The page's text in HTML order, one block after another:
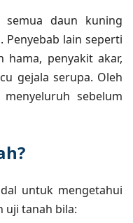
daun kuning
lain seperti
hama, penyakit akar,
gejala serupa. Oleh
sebelum
untuk mengetahui
uji tanah bila: